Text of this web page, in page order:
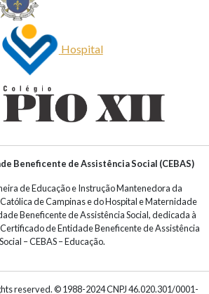
Hospital
Beneficente de Assistência Social (CEBAS)
de Educação e Instrução Mantenedora da
de Campinas e do Hospital e Maternidade
Beneficente de Assistência Social, dedicada à
de Entidade Beneficente de Assistência
Social – CEBAS – Educação.
reserved. © 1988-2024 CNPJ 46.020.301/0001-